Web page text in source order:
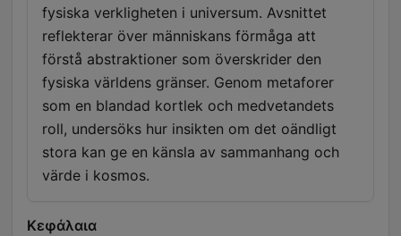
fysiska verkligheten i universum. Avsnittet
reflekterar över människans förmåga att
förstå abstraktioner som överskrider den
fysiska världens gränser. Genom metaforer
som en blandad kortlek och medvetandets
roll, undersöks hur insikten om det oändligt
stora kan ge en känsla av sammanhang och
värde i kosmos.
Κεφάλαια